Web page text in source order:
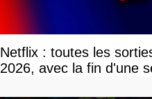
Netflix : toutes les
2026, avec la fin d'une